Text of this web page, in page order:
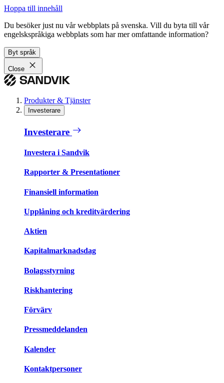
Hoppa till innehåll
Du besöker just nu vår webbplats på svenska. Vill du byta till vår
engelskspråkiga webbplats som har mer omfattande information?
Byt språk
Close
Produkter & Tjänster
Investerare
Investerare
Investera i Sandvik
Rapporter & Presentationer
Finansiell information
Upplåning och kreditvärdering
Aktien
Kapitalmarknadsdag
Bolagsstyrning
Riskhantering
Förvärv
Pressmeddelanden
Kalender
Kontaktpersoner